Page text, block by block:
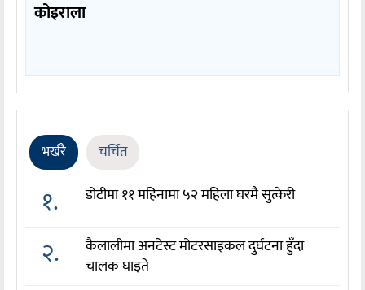
कोइराला
भर्खरै चर्चित
१. डोटीमा ११ महिनामा ५२ महिला घरमै सुत्केरी
२.
कैलालीमा अनटेस्ट मोटरसाइकल दुर्घटना हुँदा
चालक घाइते